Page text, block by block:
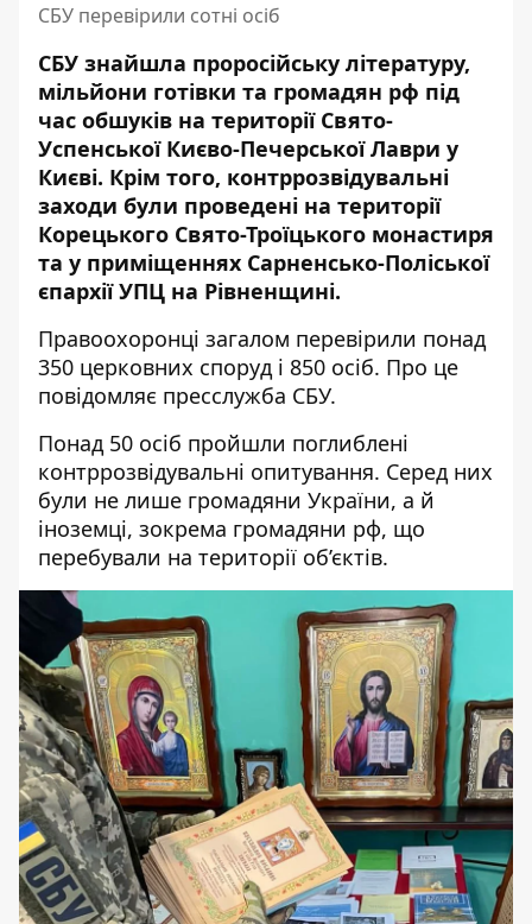
СБУ перевірили сотні осіб
СБУ знайшла проросійську літературу,
мільйони готівки та громадян рф під
час обшуків на території Свято-
Успенської Києво-Печерської Лаври у
Києві. Крім того, контррозвідувальні
заходи були проведені на території
Корецького Свято-Троїцького монастиря
та у приміщеннях Сарненсько-Поліської
єпархії УПЦ на Рівненщині.
Правоохоронці загалом перевірили понад
350 церковних споруд і 850 осіб. Про це
повідомляє пресслужба СБУ.
Понад 50 осіб пройшли поглиблені
контррозвідувальні опитування. Серед них
були не лише громадяни України, а й
іноземці, зокрема громадяни рф, що
перебували на території об’єктів.